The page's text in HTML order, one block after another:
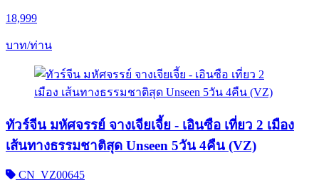
18,999
บาท/ท่าน
ทัวร์จีน มหัศจรรย์ จางเจียเจี้ย - เอินซือ เที่ยว 2 เมือง
เส้นทางธรรมชาติสุด Unseen 5วัน 4คืน (VZ)
CN_VZ00645